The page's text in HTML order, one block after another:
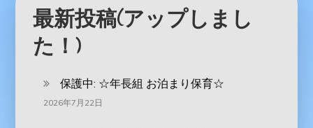
最新投稿(アップしまし
た！)
保護中: ‪☆年長組 お泊まり保育☆
2026年7月22日